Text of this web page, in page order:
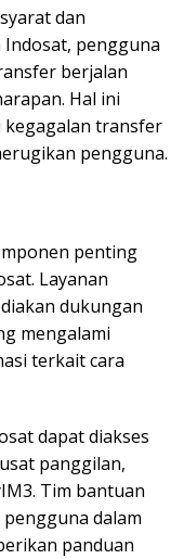
dan
pengguna
berjalan
Hal ini
transfer
pengguna.
penting
Layanan
dukungan
mengalami
terkait cara
dapat diakses
panggilan,
Tim bantuan
dalam
panduan